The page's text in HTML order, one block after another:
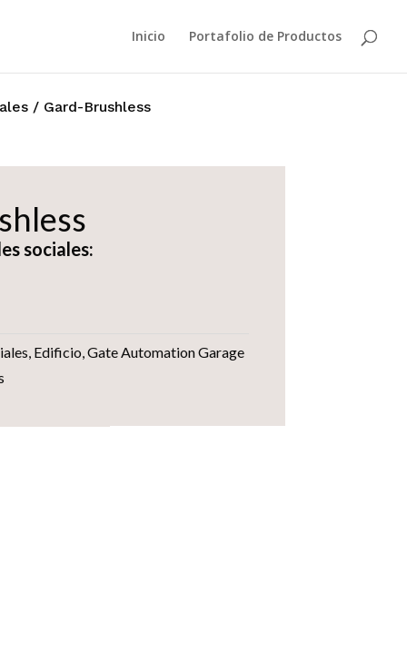
Inicio Portafolio de Productos
/ Gard-Brushless
sociales:
Edificio Gate Automation Garage